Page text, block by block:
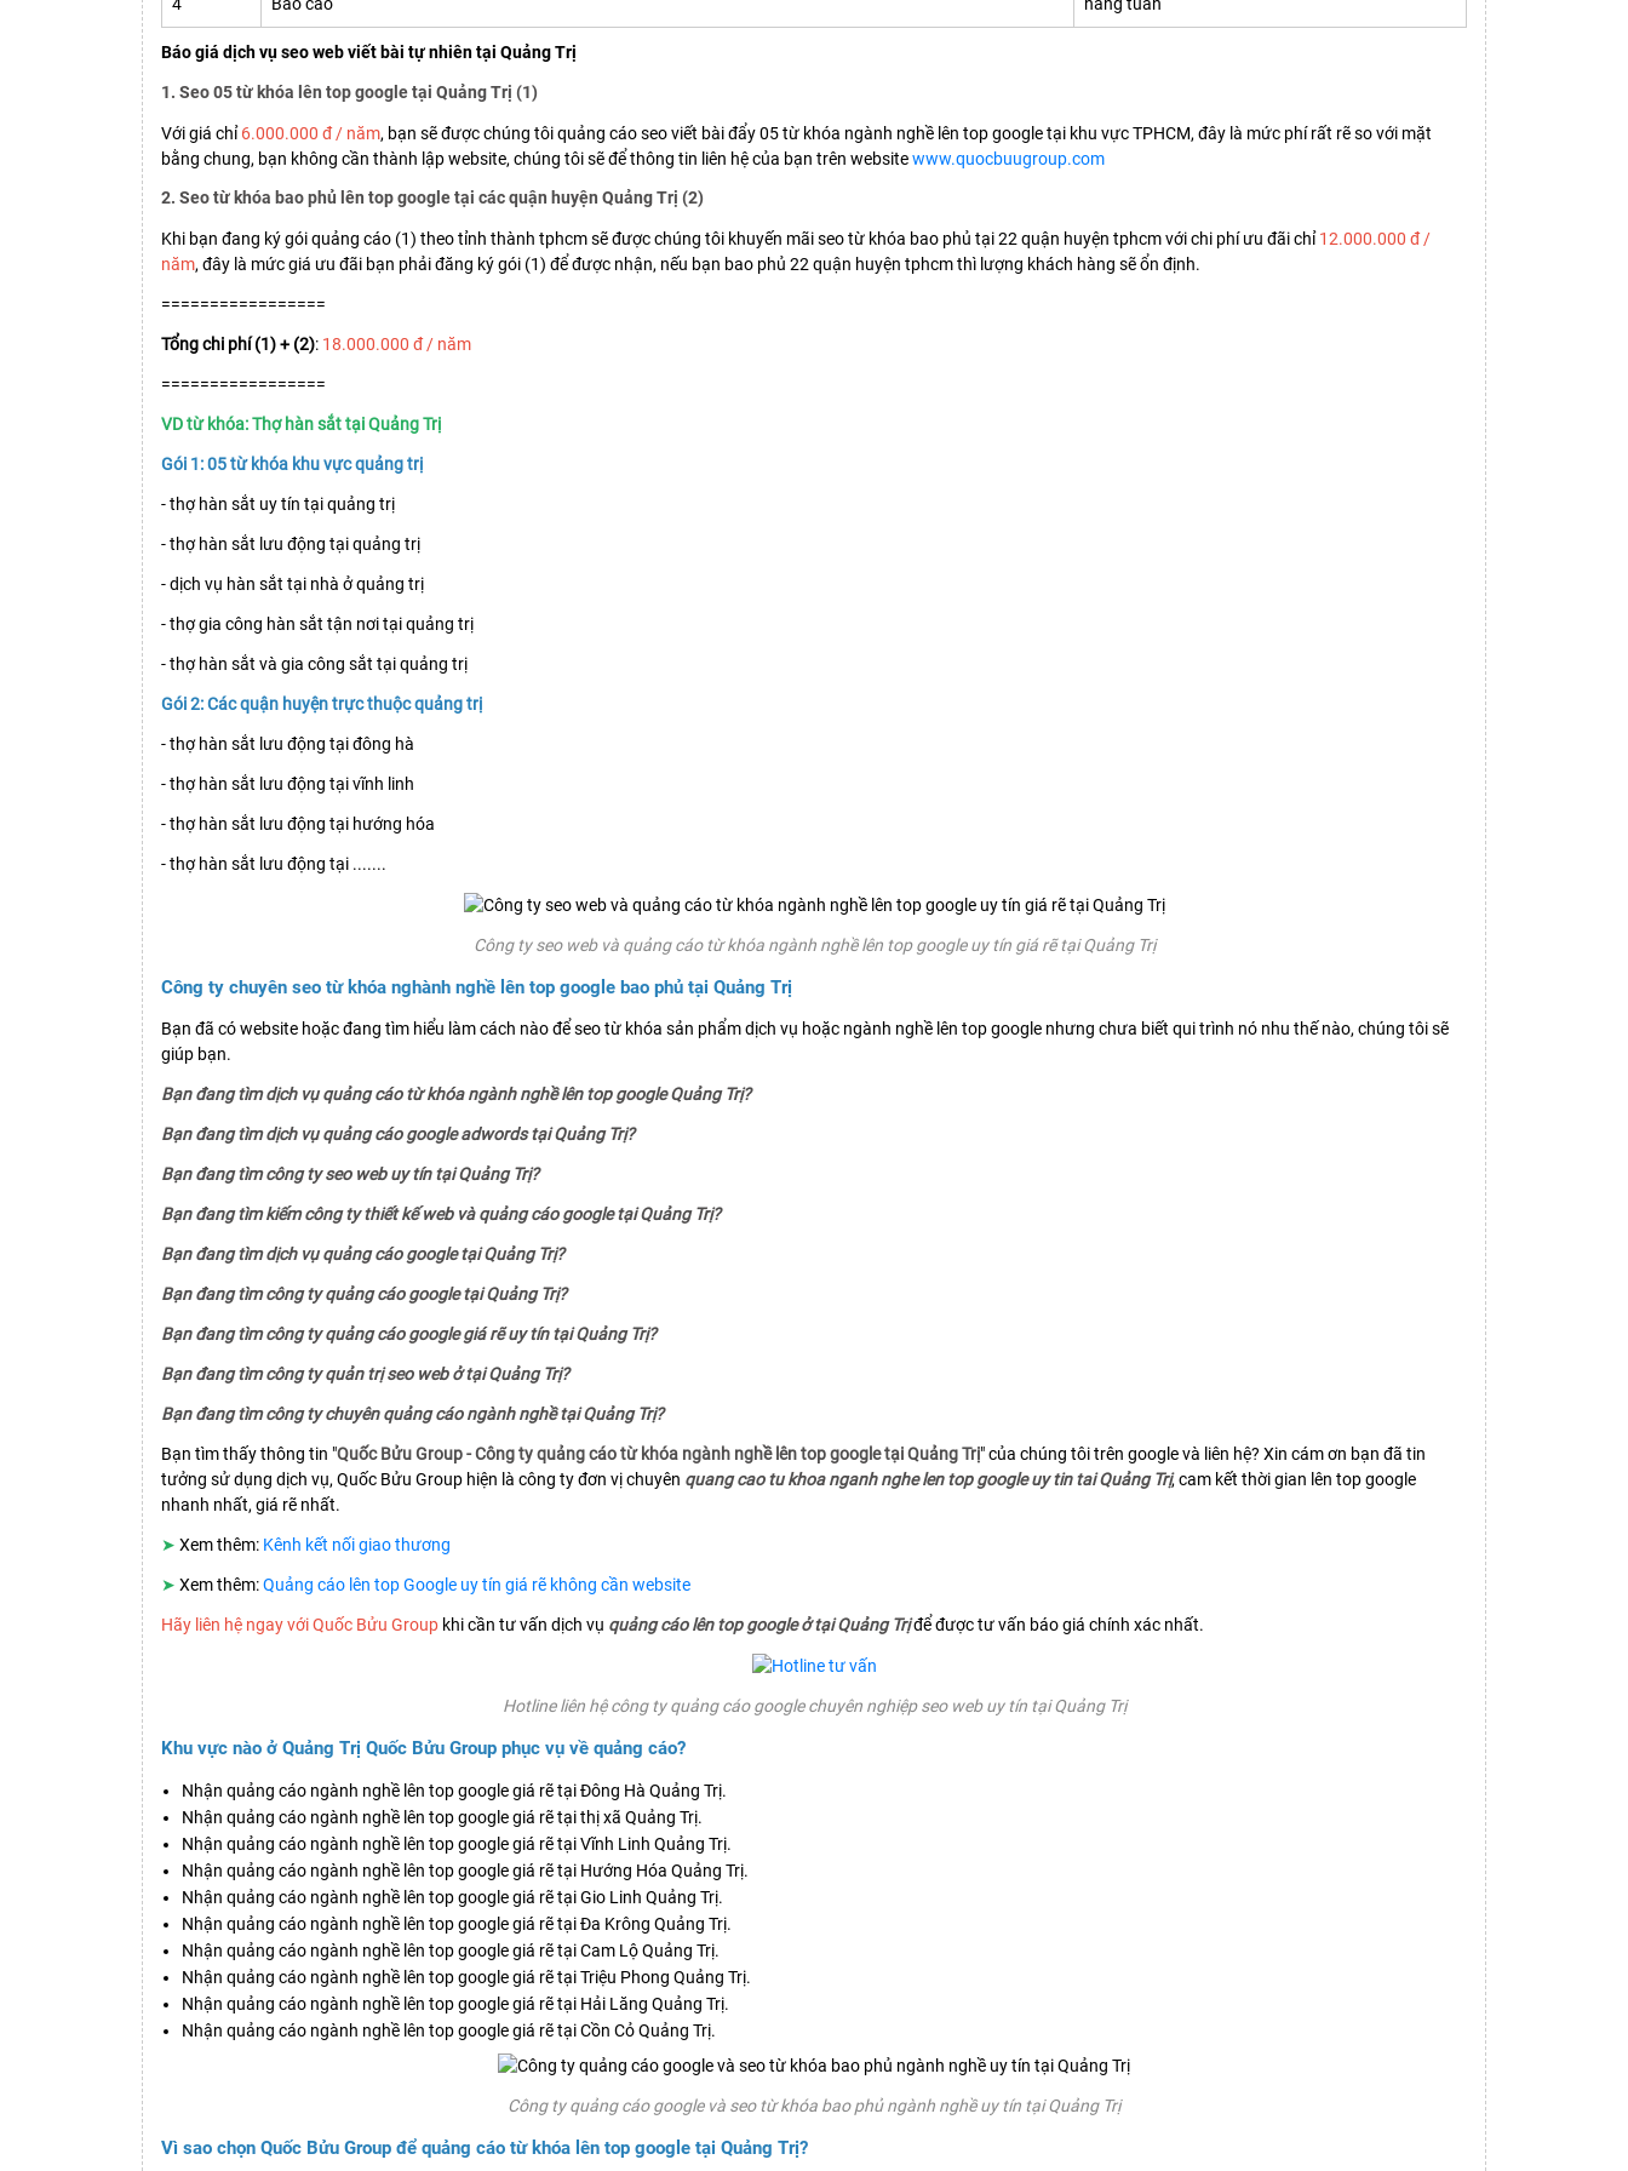
Báo giá dịch vụ seo web viết bài tự nhiên tại Quảng Trị
1. Seo 05 từ khóa lên top google tại Quảng Trị (1)
Với giá chỉ6.000.000 đ / năm, bạn sẽ được chúng tôi quảng cáo seo viết bài đẩy 05 từ khóa ngành nghề lên top google tại khu vực TPHCM, đây là mức phí rất rẽ so với mặt
bằng chung, bạn không cần thành lập website, chúng tôi sẽ để thông tin liên hệ của bạn trên websitewww.quocbuugroup.com
2. Seo từ khóa bao phủ lên top google tại các quận huyện Quảng Trị (2)
Khi bạn đang ký gói quảng cáo (1) theo tỉnh thành tphcm sẽ được chúng tôi khuyến mãi seo từ khóa bao phủ tại 22 quận huyện tphcm với chi phí ưu đãi chỉ12.000.000 đ /
năm, đây là mức giá ưu đãi bạn phải đăng ký gói (1) để được nhận, nếu bạn bao phủ 22 quận huyện tphcm thì lượng khách hàng sẽ ổn định.
=================
Tổng chi phí (1) + (2): 18.000.000 đ / năm
=================
VD từ khóa: Thợ hàn sắt tại Quảng Trị
Gói 1: 05 từ khóa khu vực quảng trị
- thợ hàn sắt uy tín tại quảng trị
- thợ hàn sắt lưu động tại quảng trị
- dịch vụ hàn sắt tại nhà ở quảng trị
- thợ gia công hàn sắt tận nơi tại quảng trị
- thợ hàn sắt và gia công sắt tại quảng trị
Gói 2: Các quận huyện trực thuộc quảng trị
- thợ hàn sắt lưu động tại đông hà
- thợ hàn sắt lưu động tại vĩnh linh
- thợ hàn sắt lưu động tại hướng hóa
- thợ hàn sắt lưu động tại .......
Công ty seo web và quảng cáo từ khóa ngành nghề lên top google uy tín giá rẽ tại Quảng Trị
Công ty chuyên seo từ khóa nghành nghề lên top google bao phủ tại Quảng Trị
Bạn đã có website hoặc đang tìm hiểu làm cách nào để seo từ khóa sản phẩm dịch vụ hoặc ngành nghề lên top google nhưng chưa biết qui trình nó nhu thế nào, chúng tôi sẽ
giúp bạn.
Bạn đang tìm dịch vụ quảng cáo từ khóa ngành nghề lên top google Quảng Trị?
Bạn đang tìm dịch vụ quảng cáo google adwords tại Quảng Trị?
Bạn đang tìm công ty seo web uy tín tại Quảng Trị?
Bạn đang tìm kiếm công ty thiết kế web và quảng cáo google tại Quảng Trị?
Bạn đang tìm dịch vụ quảng cáo google tại Quảng Trị?
Bạn đang tìm công ty quảng cáo google tại Quảng Trị?
Bạn đang tìm công ty quảng cáo google giá rẽ uy tín tại Quảng Trị?
Bạn đang tìm công ty quản trị seo web ở tại Quảng Trị?
Bạn đang tìm công ty chuyên quảng cáo ngành nghề tại Quảng Trị?
Bạn tìm thấy thông tin "Quốc Bửu Group - Công ty quảng cáo từ khóa ngành nghề lên top google tại Quảng Trị" của chúng tôi trên google và liên hệ? Xin cám ơn bạn đã tin
tưởng sử dụng dịch vụ, Quốc Bửu Group hiện là công ty đơn vị chuyên quang cao tu khoa nganh nghe len top google uy tin tai Quảng Trị, cam kết thời gian lên top google
nhanh nhất, giá rẽ nhất.
➤ Xem thêm: Kênh kết nối giao thương
➤ Xem thêm:Quảng cáo lên top Google uy tín giá rẽ không cần website
Hãy liên hệ ngay với Quốc Bửu Group khi cần tư vấn dịch vụ quảng cáo lên top google ở tại Quảng Trịđể được tư vấn báo giá chính xác nhất.
Hotline liên hệ công ty quảng cáo google chuyên nghiệp seo web uy tín tại Quảng Trị
Khu vực nào ở Quảng Trị Quốc Bửu Group phục vụ về quảng cáo?
Nhận quảng cáo ngành nghề lên top google giá rẽ tại Đông Hà Quảng Trị.
Nhận quảng cáo ngành nghề lên top google giá rẽ tại thị xã Quảng Trị.
Nhận quảng cáo ngành nghề lên top google giá rẽ tại Vĩnh Linh Quảng Trị.
Nhận quảng cáo ngành nghề lên top google giá rẽ tại Hướng Hóa Quảng Trị.
Nhận quảng cáo ngành nghề lên top google giá rẽ tại Gio Linh Quảng Trị.
Nhận quảng cáo ngành nghề lên top google giá rẽ tại Đa Krông Quảng Trị.
Nhận quảng cáo ngành nghề lên top google giá rẽ tại Cam Lộ Quảng Trị.
Nhận quảng cáo ngành nghề lên top google giá rẽ tại Triệu Phong Quảng Trị.
Nhận quảng cáo ngành nghề lên top google giá rẽ tại Hải Lăng Quảng Trị.
Nhận quảng cáo ngành nghề lên top google giá rẽ tại Cồn Cỏ Quảng Trị.
Công ty quảng cáo google và seo từ khóa bao phủ ngành nghề uy tín tại Quảng Trị
Vì sao chọn Quốc Bửu Group để quảng cáo từ khóa lên top google tại Quảng Trị?